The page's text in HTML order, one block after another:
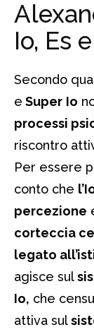
Io, Es
Secondo
e Super Io
processi
riscontro
Per essere
conto che
percezione
corteccia
legato
agisce sul
Io, che
attiva sul